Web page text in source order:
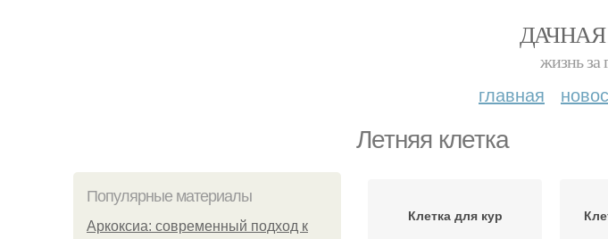
жизнь за
главная
Летняя клетка
Популярные материалы
Аркоксиа: современный подход к
Клетка для кур